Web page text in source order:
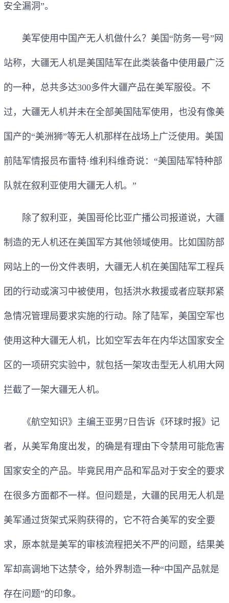
安全漏洞”。
美军使用中国产无人机做什么？美国“防务一号”网
站称，大疆无人机是美国陆军在此类装备中使用最广泛
的一种，总共多达300多件大疆产品在美军服役。不
过，大疆无人机并未在全部美国陆军使用，也没有像美
国产的“美洲狮”等无人机那样在战场上广泛使用。美国
前陆军情报员布雷特·维利科维奇说：“美国陆军特种部
队就在叙利亚使用大疆无人机。”
除了叙利亚，美国哥伦比亚广播公司报道说，大疆
制造的无人机还在美国军方其他领域使用。比如国防部
网站上的一份文件表明，大疆无人机在美国陆军工程兵
团的行动或演习中被使用，包括洪水救援或者应联邦紧
急情况管理局要求实施的行动。除了陆军，美国空军也
使用这种大疆无人机，比如空军去年在内华达国家安全
区的一项研究实验中，就包括一架攻击型无人机用大网
拦截了一架大疆无人机。
《航空知识》主编王亚男7日告诉《环球时报》记
者，从美军角度出发，的确是有理由下令禁用可能危害
国家安全的产品。毕竟民用产品和军品对于安全的要求
在很多方面都不一样。但问题是，大疆的民用无人机是
美军通过货架式采购获得的，它不符合美军的安全要
求，原本就是美军的审核流程把关不严的问题，结果美
军却高调地下达禁令，给外界制造一种“中国产品就是
存在问题”的印象。